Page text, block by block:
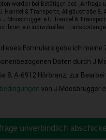
werden bei Betätigen des „Anfrage
Handel & Transporte, Allgäustraße 8,
J.Moosbrugger e.U. Handel &
Ihnen ein individuelles
Formulars gebe ich
Daten durch
8, A-6912 Hörbranz, zur
von J.Moosbrugger
unverbindlich